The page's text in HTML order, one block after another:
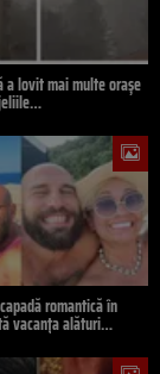
a lovit mai multe orașe
romantică în
vacanța alături…